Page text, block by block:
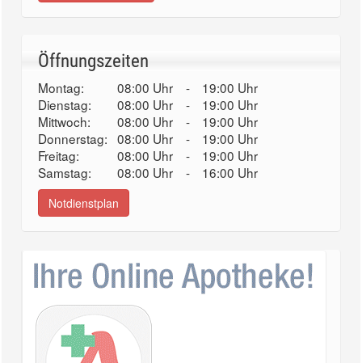
Öffnungszeiten
Montag: 08:00 Uhr -
19:00 Uhr
Dienstag:
08:00 Uhr -
19:00 Uhr
Mittwoch:
08:00 Uhr -
19:00 Uhr
Donnerstag: 08:00 Uhr -
19:00 Uhr
Freitag:
08:00 Uhr -
19:00 Uhr
Samstag:
08:00 Uhr - 16:00 Uhr
Notdienstplan